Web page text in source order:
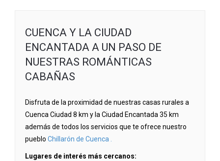
CUENCA Y LA CIUDAD
ENCANTADA A UN PASO DE
NUESTRAS ROMÁNTICAS
CABAÑAS
Disfruta de la proximidad de nuestras casas rurales a
Cuenca Ciudad 8 km y la Ciudad Encantada 35 km
además de todos los servicios que te ofrece nuestro
pueblo Chillarón de Cuenca .
Lugares de interés más cercanos: